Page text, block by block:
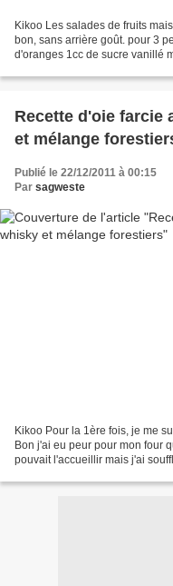
Kikoo Les salades de fruits
bon, sans arrière goût. pour 3
d'oranges 1cc de sucre vanillé
Recette d'oie farcie
et mélange
Publié le 22/12/2011 à 00:15
Par sagweste
Kikoo Pour la 1ère fois, je me
Bon j'ai eu peur pour mon four
pouvait l'accueillir mais j'ai